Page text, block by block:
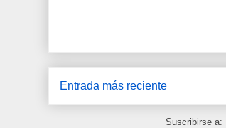
Entrada más reciente
Suscribirse a: